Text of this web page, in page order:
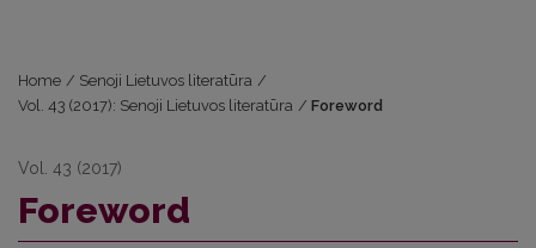
Home / Senoji Lietuvos literatūra /
Vol. 43 (2017): Senoji Lietuvos literatūra / Foreword
Vol. 43 (2017)
Foreword